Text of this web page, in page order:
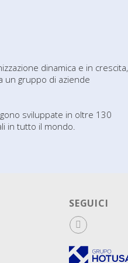
dinamica e in crescita,
un gruppo di aziende
sviluppate in oltre 130
in tutto il mondo.
SEGUICI